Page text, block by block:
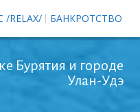
/RELAX/ БАНКРОТСТВО
Бурятия и городе
Улан-Удэ